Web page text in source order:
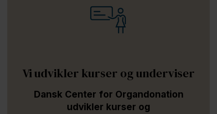
Vi udvikler kurser og underviser
Dansk Center for Organdonation
udvikler kurser og